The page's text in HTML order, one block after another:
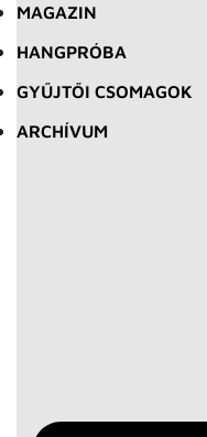
MAGAZIN
HANGPRÓBA
GYŰJTŐI CSOMAGOK
ARCHÍVUM